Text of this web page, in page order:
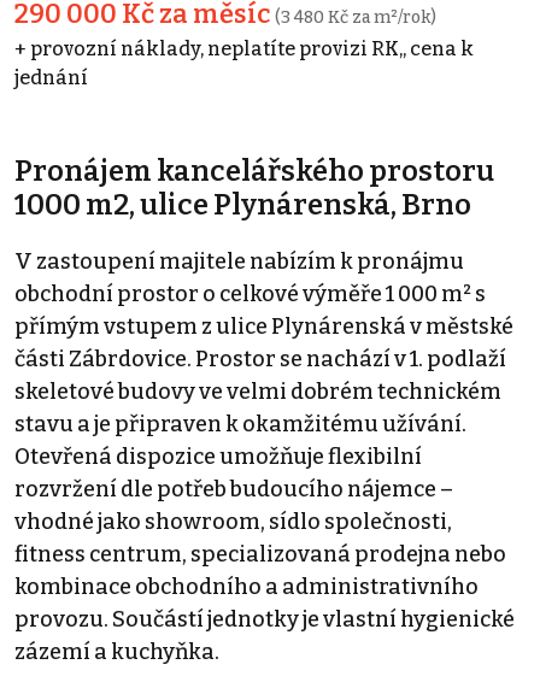
290 000 Kč za měsíc (3 480 Kč za m²/rok)
+ provozní náklady, neplatíte provizi RK,, cena k
jednání
Pronájem kancelářského prostoru
1000 m2, ulice Plynárenská, Brno
V zastoupení majitele nabízím k pronájmu
obchodní prostor o celkové výměře 1 000 m² s
přímým vstupem z ulice Plynárenská v městské
části Zábrdovice. Prostor se nachází v 1. podlaží
skeletové budovy ve velmi dobrém technickém
stavu a je připraven k okamžitému užívání.
Otevřená dispozice umožňuje flexibilní
rozvržení dle potřeb budoucího nájemce –
vhodné jako showroom, sídlo společnosti,
fitness centrum, specializovaná prodejna nebo
kombinace obchodního a administrativního
provozu. Součástí jednotky je vlastní hygienické
zázemí a kuchyňka.